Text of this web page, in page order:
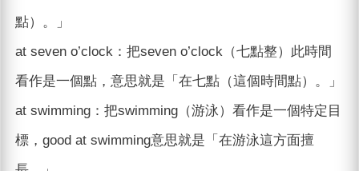
點）。」
at seven o’clock：把seven o’clock（七點整）此時間
看作是一個點，意思就是「在七點（這個時間點）。」
at swimming：把swimming（游泳）看作是一個特定目
標，good at swimming意思就是「在游泳這方面擅